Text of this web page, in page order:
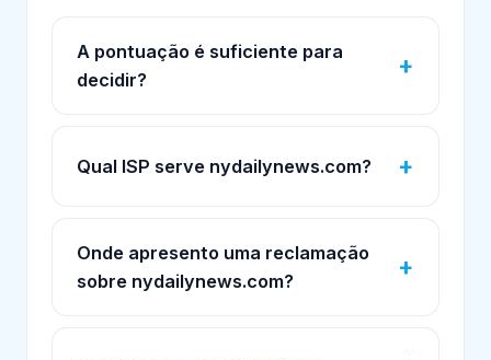
A pontuação é suficiente para
decidir?
Qual ISP serve nydailynews.com?
Onde apresento uma reclamação
sobre nydailynews.com?